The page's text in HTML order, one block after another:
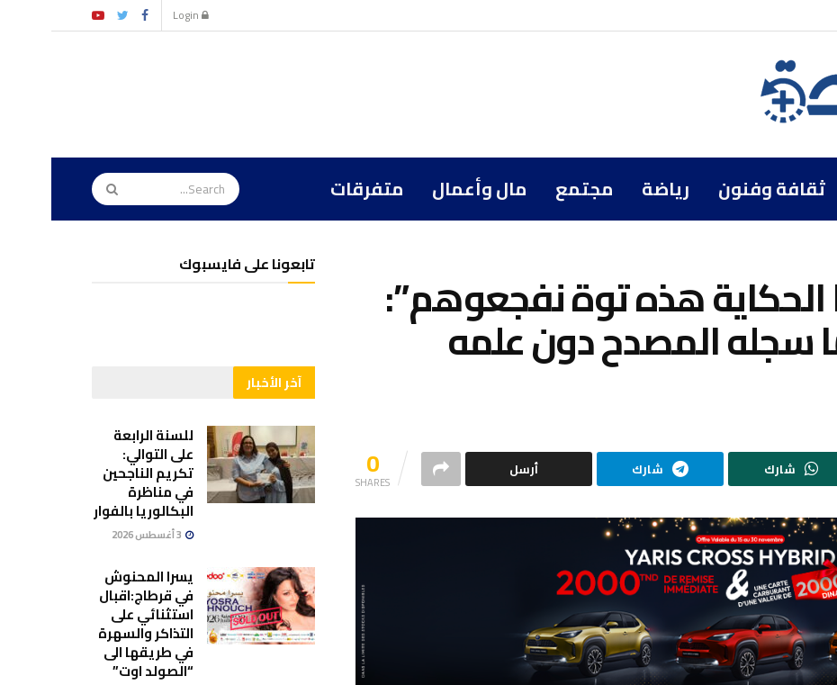
ثقافة وفنون رياضة مجتمع مال وأعمال متفرقات
الحكاية هذه توة نفجعوهم”:
سجله المصدح دون علمه
0
SHARES
شارك شارك أرسل
تابعونا على فايسبوك
آخر الأخبار
للسنة الرابعة
على التوالي:
تكريم الناجحين
في مناظرة
البكالوريا بالفوار
يسرا المحنوش
في قرطاج:اقبال
استثنائي على
التذاكر والسهرة
في طريقها الى
“الصولد اوت”